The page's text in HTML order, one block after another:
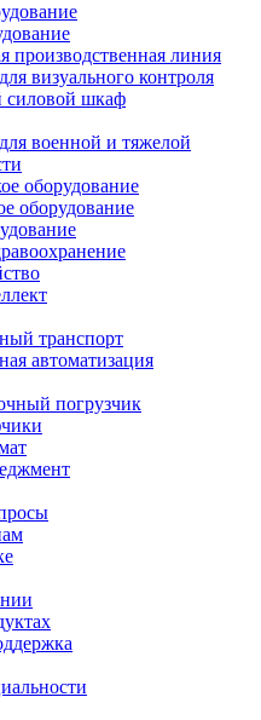
производственная линия
визуального контроля
силовой шкаф
военной и тяжелой
оборудование
оборудование
транспорт
автоматизация
погрузчик